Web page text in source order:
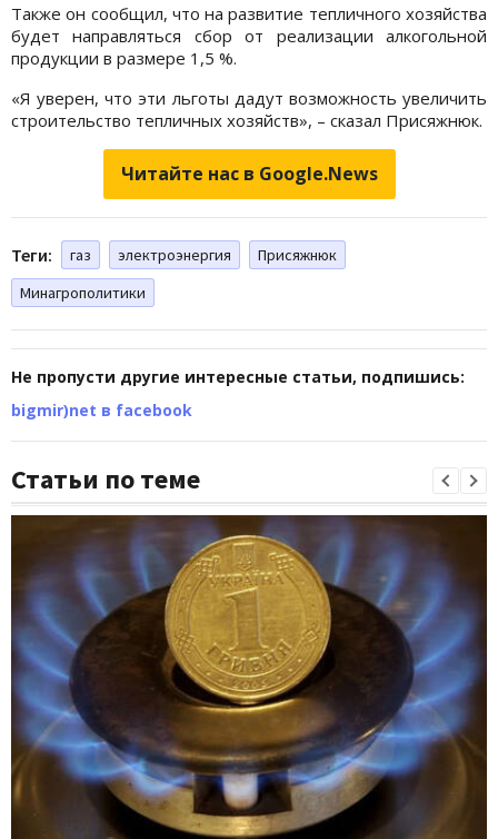
Также он сообщил, что на развитие тепличного хозяйства
будет направляться сбор от реализации алкогольной
продукции в размере 1,5 %.
«Я уверен, что эти льготы дадут возможность увеличить
строительство тепличных хозяйств», – сказал Присяжнюк.
Читайте нас в Google.News
Теги: газ электроэнергия
Присяжнюк
Минагрополитики
Не пропусти другие интересные статьи, подпишись:
bigmir)net в facebook
Статьи по теме